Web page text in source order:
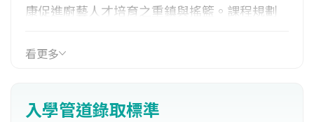
康促進廚藝人才培育之重鎮與搖籃。課程規劃
特色與發展目標規劃本位課程，本位課程分為
看更多
入學管道錄取標準